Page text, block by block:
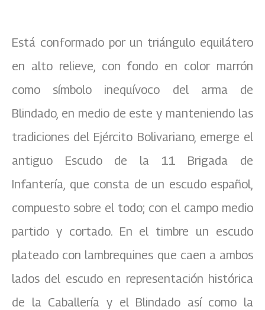
Está conformado por un triángulo equilátero
en alto relieve, con fondo en color marrón
como símbolo inequívoco del arma de
Blindado, en medio de este y manteniendo las
tradiciones del Ejército Bolivariano, emerge el
antiguo Escudo de la 11 Brigada de
Infantería, que consta de un escudo español,
compuesto sobre el todo; con el campo medio
partido y cortado. En el timbre un escudo
plateado con lambrequines que caen a ambos
lados del escudo en representación histórica
de la Caballería y el Blindado así como la